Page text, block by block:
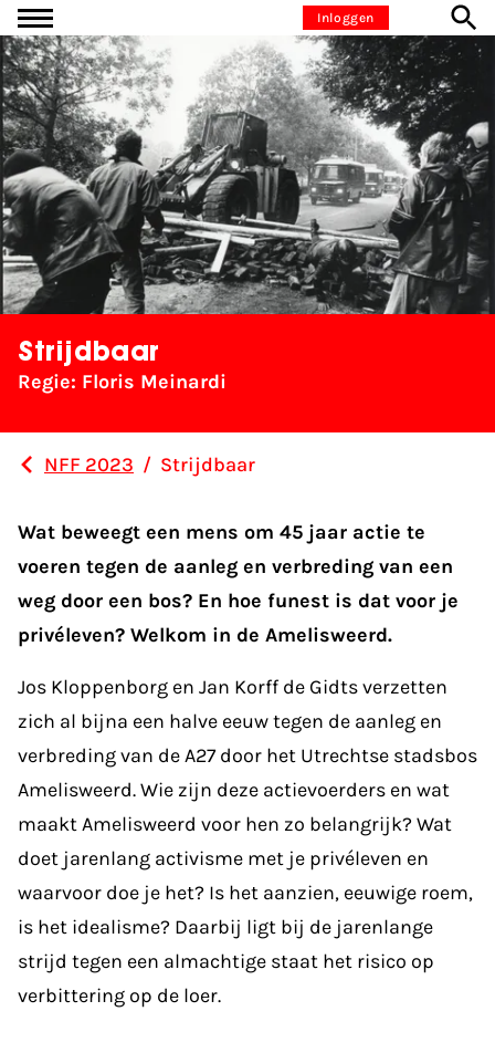
Ga naar inhoudInloggen
Strijdbaar
Regie: Floris Meinardi
NFF 2023 / Strijdbaar
Wat beweegt een mens om 45 jaar actie te
voeren tegen de aanleg en verbreding van een
weg door een bos? En hoe funest is dat voor je
privéleven? Welkom in de Amelisweerd.
Jos Kloppenborg en Jan Korff de Gidts verzetten
zich al bijna een halve eeuw tegen de aanleg en
verbreding van de A27 door het Utrechtse stadsbos
Amelisweerd. Wie zijn deze actievoerders en wat
maakt Amelisweerd voor hen zo belangrijk? Wat
doet jarenlang activisme met je privéleven en
waarvoor doe je het? Is het aanzien, eeuwige roem,
is het idealisme? Daarbij ligt bij de jarenlange
strijd tegen een almachtige staat het risico op
verbittering op de loer.